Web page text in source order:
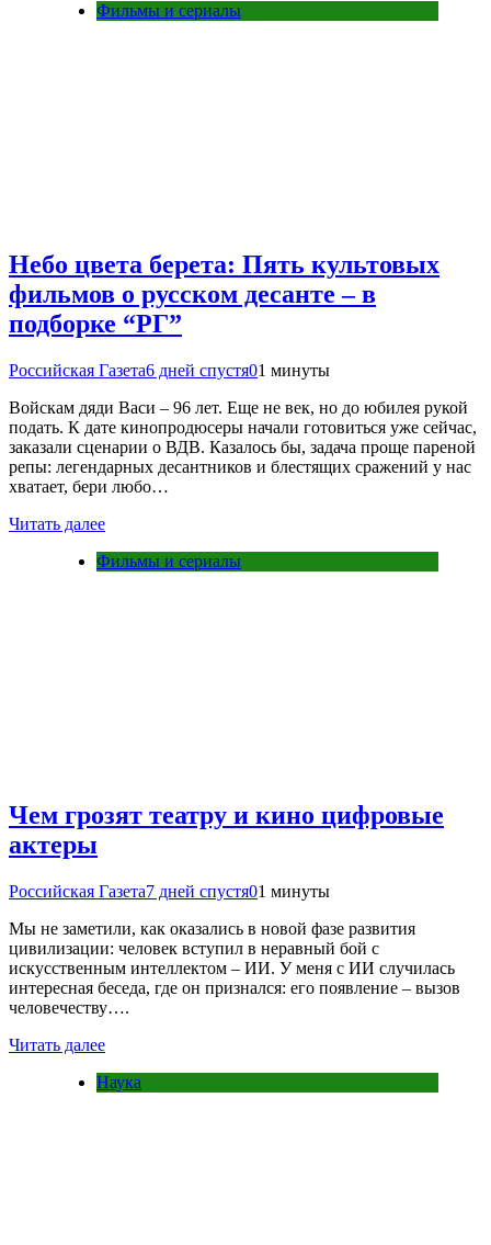
Фильмы и сериалы
Небо цвета берета: Пять культовых
фильмов о русском десанте – в
подборке “РГ”
Российская Газета6 дней спустя01 минуты
Войскам дяди Васи – 96 лет. Еще не век, но до юбилея рукой
подать. К дате кинопродюсеры начали готовиться уже сейчас,
заказали сценарии о ВДВ. Казалось бы, задача проще пареной
репы: легендарных десантников и блестящих сражений у нас
хватает, бери любо…
Читать далее
Фильмы и сериалы
Чем грозят театру и кино цифровые
актеры
Российская Газета7 дней спустя01 минуты
Мы не заметили, как оказались в новой фазе развития
цивилизации: человек вступил в неравный бой с
искусственным интеллектом – ИИ. У меня с ИИ случилась
интересная беседа, где он признался: его появление – вызов
человечеству….
Читать далее
Наука